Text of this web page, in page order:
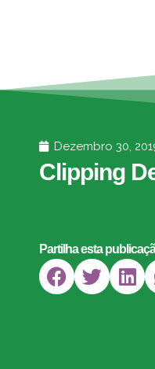
Dezembro 30,
Clipping
Partilha esta